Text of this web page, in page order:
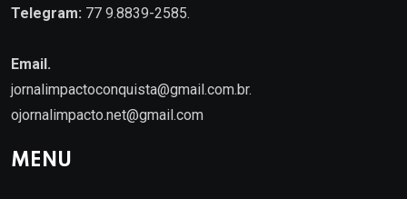
Telegram: 77 9.8839-2585.
Email.
jornalimpactoconquista@gmail.com.br.
ojornalimpacto.net@gmail.com
MENU